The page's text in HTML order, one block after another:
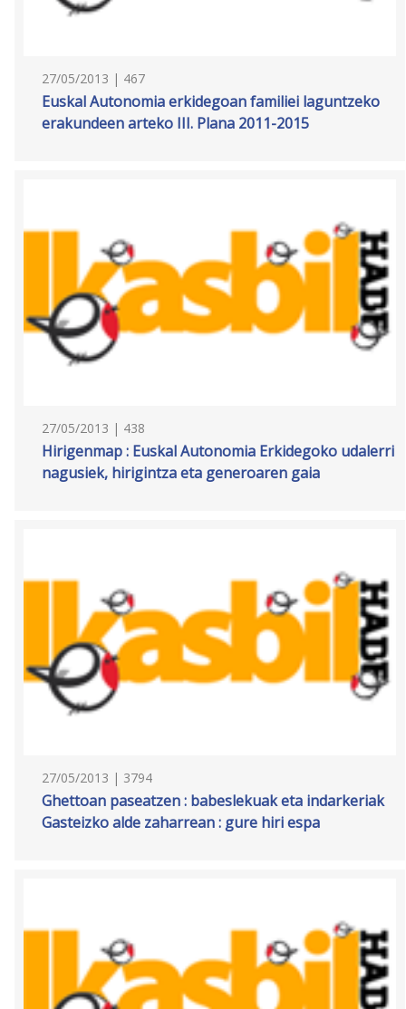
27/05/2013 | 467
Euskal Autonomia erkidegoan familiei laguntzeko
erakundeen arteko III. Plana 2011-2015
27/05/2013 | 438
Hirigenmap : Euskal Autonomia Erkidegoko udalerri
nagusiek, hirigintza eta generoaren gaia
27/05/2013 | 3794
Ghettoan paseatzen : babeslekuak eta indarkeriak
Gasteizko alde zaharrean : gure hiri espa